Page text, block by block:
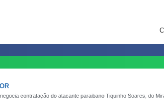
contratação do atacante paraibano Tiquinho Soares, do